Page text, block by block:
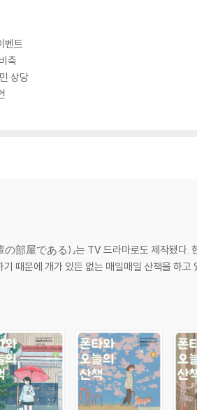
벤트
축
상당
部屋である)』는 TV 드라마로도 제작됐다.
때문에 개가 있든 없는 매일매일 산책을 하고